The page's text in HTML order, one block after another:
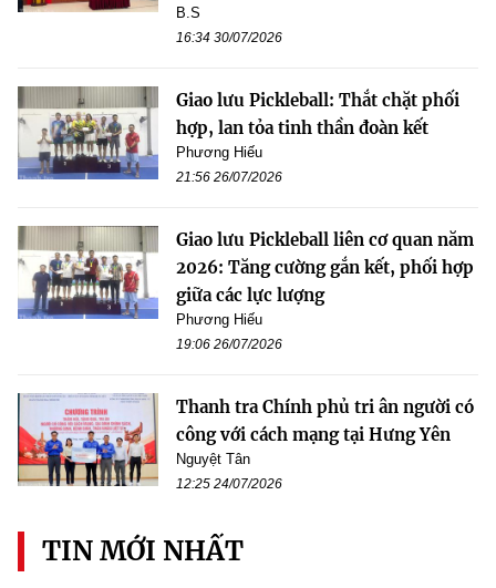
B.S
16:34 30/07/2026
Giao lưu Pickleball: Thắt chặt phối
hợp, lan tỏa tinh thần đoàn kết
Phương Hiếu
21:56 26/07/2026
Giao lưu Pickleball liên cơ quan năm
2026: Tăng cường gắn kết, phối hợp
giữa các lực lượng
Phương Hiếu
19:06 26/07/2026
Thanh tra Chính phủ tri ân người có
công với cách mạng tại Hưng Yên
Nguyệt Tân
12:25 24/07/2026
TIN MỚI NHẤT